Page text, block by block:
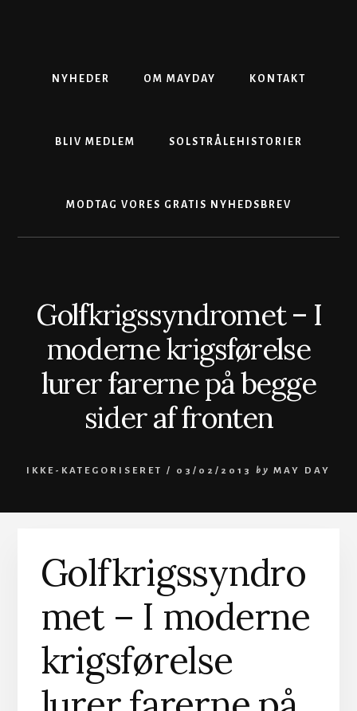
NYHEDER OM MAYDAY KONTAKT
BLIV MEDLEM SOLSTRÅLEHISTORIER
MODTAG VORES GRATIS NYHEDSBREV
Golfkrigssyndromet – I
moderne krigsførelse
lurer farerne på begge
sider af fronten
IKKE-KATEGORISERET / 03/02/2013 by MAY DAY
Golfkrigssyndro
met – I moderne
krigsførelse